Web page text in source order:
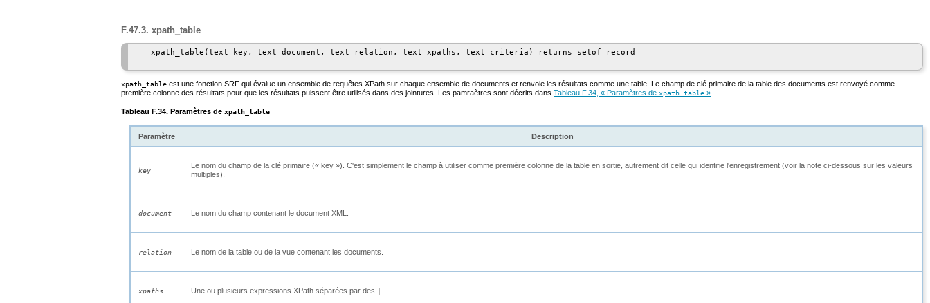
F.47.3. xpath_table
   xpath_table(text key, text document, text relation, text xpaths, text criteria) returns setof record
xpath_table est une fonction SRF qui évalue un ensemble de requêtes XPath sur chaque ensemble de documents et renvoie les résultats comme une table. Le champ de clé primaire de la table des documents est renvoyé comme
première colonne des résultats pour que les résultats puissent être utilisés dans des jointures. Les pamraètres sont décrits dans Tableau F.34, « Paramètres de xpath_table ».
Tableau F.34. Paramètres de xpath_table
Paramètre Description
key
Le nom du champ de la clé primaire (« key»). C'est simplement le champ à utiliser comme première colonne de la table en sortie, autrement dit celle qui identifie l'enregistrement (voir la note ci-dessous sur les valeurs
multiples).
document Le nom du champ contenant le document XML.
relation Le nom de la table ou de la vue contenant les documents.
xpaths Une ou plusieurs expressions XPath séparées par des